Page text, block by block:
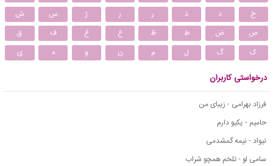
خ
د ذ ر ز ژ س
ش
ص
ض ط ظ ع غ ف
ق
ک
گ ل م ن و ه ی
درخواستی کاربران
فرزاد بهرامی - زیبای من
حامیم - یکیو دارم
نیواد - نیمه گمشدمی
سامی لو - تلخم همچو شراب